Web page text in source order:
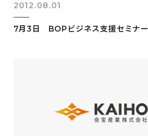
2012.08.01
7月3日 BOPビジネス支援セミナー